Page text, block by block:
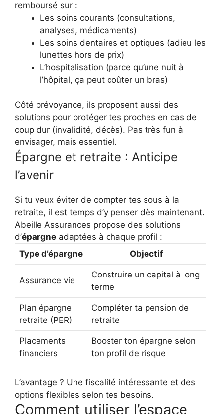
remboursé sur :
Les soins courants (consultations,
analyses, médicaments)
Les soins dentaires et optiques (adieu les
lunettes hors de prix)
L’hospitalisation (parce qu’une nuit à
l’hôpital, ça peut coûter un bras)
Côté prévoyance, ils proposent aussi des
solutions pour protéger tes proches en cas de
coup dur (invalidité, décès). Pas très fun à
envisager, mais essentiel.
Épargne et retraite : Anticipe
l’avenir
Si tu veux éviter de compter tes sous à la
retraite, il est temps d’y penser dès maintenant.
Abeille Assurances propose des solutions
d’épargne adaptées à chaque profil :
Type d’épargne
Objectif
Assurance vie
Construire un capital à long
terme
Plan épargne
retraite (PER)
Compléter ta pension de
retraite
Placements
financiers
Booster ton épargne selon
ton profil de risque
L’avantage ? Une fiscalité intéressante et des
options flexibles selon tes besoins.
Comment utiliser l’espace